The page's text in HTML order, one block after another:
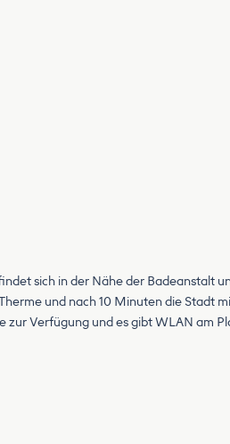
sich in der Nähe der Badeanstalt
und nach 10 Minuten die Stadt
Verfügung und es gibt WLAN am